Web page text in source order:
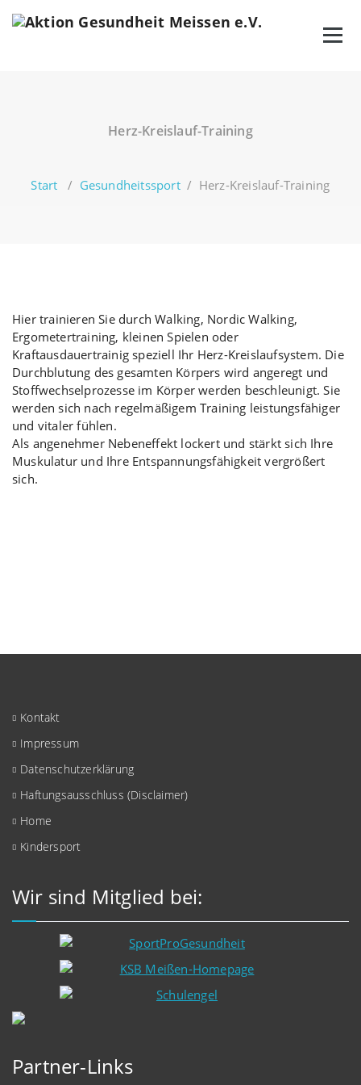
Inhalt
Herz-Kreislauf-Training
Start / Gesundheitssport/ Herz-Kreislauf-Training
Hier trainieren Sie durch Walking, Nordic Walking,
Ergometertraining, kleinen Spielen oder
Kraftausdauertrainig speziell Ihr Herz-Kreislaufsystem. Die
Durchblutung des gesamten Körpers wird angeregt und
Stoffwechselprozesse im Körper werden beschleunigt. Sie
werden sich nach regelmäßigem Training leistungsfähiger
und vitaler fühlen.
Als angenehmer Nebeneffekt lockert und stärkt sich Ihre
Muskulatur und Ihre Entspannungsfähigkeit vergrößert
sich.
Kontakt
Impressum
Datenschutzerklärung
Haftungsausschluss (Disclaimer)
Home
Kindersport
Wir sind Mitglied bei:
Partner-Links